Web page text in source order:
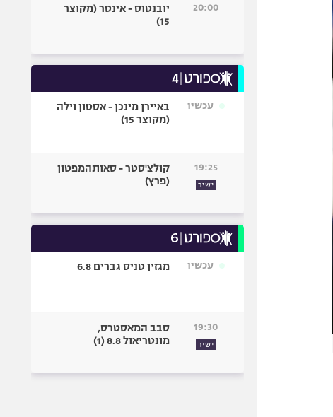
20:00
יובנטוס - אינטר (מקוצר
15)
עכשיו
באיירן מינכן - אסטון וילה
(מקוצר 15)
19:25
ישיר
קולצ'סטר - סאותהמפטון
(פרץ)
עכשיו מגזין טניס גברים 6.8
19:30
ישיר
סבב המאסטרס,
מונטריאול 8.8 (1)